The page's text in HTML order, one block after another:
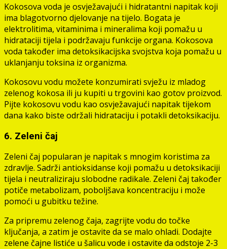
Kokosova voda je osvježavajući i hidratantni napitak koji
ima blagotvorno djelovanje na tijelo. Bogata je
elektrolitima, vitaminima i mineralima koji pomažu u
hidrataciji tijela i podržavaju funkcije organa. Kokosova
voda također ima detoksikacijska svojstva koja pomažu u
uklanjanju toksina iz organizma.
Kokosovu vodu možete konzumirati svježu iz mladog
zelenog kokosa ili ju kupiti u trgovini kao gotov proizvod.
Pijte kokosovu vodu kao osvježavajući napitak tijekom
dana kako biste održali hidrataciju i potakli detoksikaciju.
6. Zeleni čaj
Zeleni čaj popularan je napitak s mnogim koristima za
zdravlje. Sadrži antioksidanse koji pomažu u detoksikaciji
tijela i neutraliziraju slobodne radikale. Zeleni čaj također
potiče metabolizam, poboljšava koncentraciju i može
pomoći u gubitku težine.
Za pripremu zelenog čaja, zagrijte vodu do točke
ključanja, a zatim je ostavite da se malo ohladi. Dodajte
zelene čajne listiće u šalicu vode i ostavite da odstoje 2-3